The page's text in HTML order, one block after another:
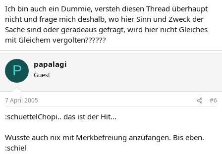
Ich bin auch ein Dummie, versteh diesen Thread überhaupt
nicht und frage mich deshalb, wo hier Sinn und Zweck der
Sache sind oder geradeaus gefragt, wird hier nicht Gleiches
mit Gleichem vergolten??????
P papalagi
Guest
7 April 2005 #6
:schuettelChopi.. das ist der Hit...
Wusste auch nix mit Merkbefreiung anzufangen. Bis eben.
:schiel